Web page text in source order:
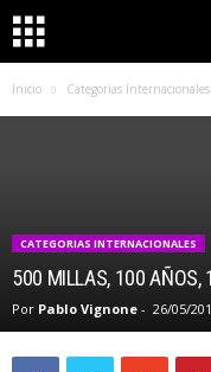
Inicio Categorias Internacionales
CATEGORIAS INTERNACIONALES
500 MILLAS, 100 AÑOS,
Por Pablo Vignone - 26/05/